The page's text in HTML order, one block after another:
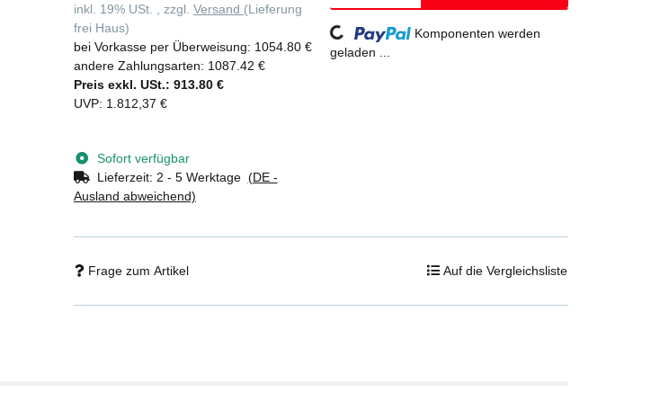
inkl. 19% USt. , zzgl. Versand (Lieferung
frei Haus)
bei Vorkasse per Überweisung: 1054.80 €
andere Zahlungsarten: 1087.42 €
Preis exkl. USt.: 913.80 €
UVP: 1.812,37 €
Sofort verfügbar
Lieferzeit: 2 - 5 Werktage (DE -
Ausland abweichend)
Loading...
Komponenten werden
geladen ...
Frage zum Artikel Auf die Vergleichsliste